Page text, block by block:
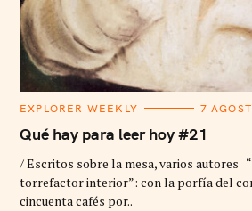
C
T
E
O
R
I
E
EXPLORER WEEKLY 7
Qué hay para leer hoy #21
/ Escritos sobre la mesa, varios autores
torrefactor interior”: con la porfía del
cincuenta cafés por..